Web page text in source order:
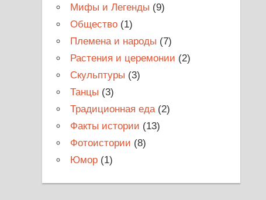
Мифы и Легенды (9)
Общество (1)
Племена и народы (7)
Растения и церемонии (2)
Скульптуры (3)
Танцы (3)
Традиционная еда(2)
Факты истории (13)
Фотоистории (8)
Юмор (1)